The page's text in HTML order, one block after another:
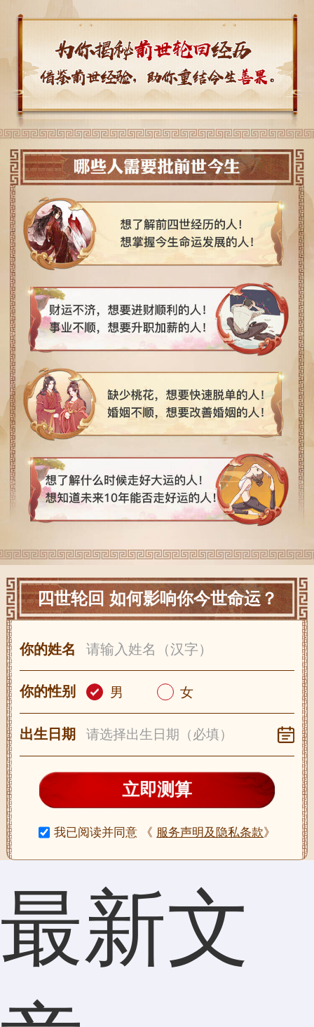
四世轮回 如何影响你今世命运？
你的姓名
你的性别 男 女
出生日期
立即测算
我已阅读并同意 《 服务声明及隐私条款》
最新文